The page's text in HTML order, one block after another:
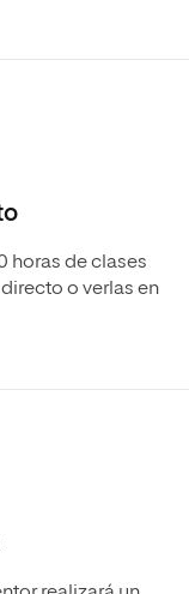
horas de clases
o verlas en